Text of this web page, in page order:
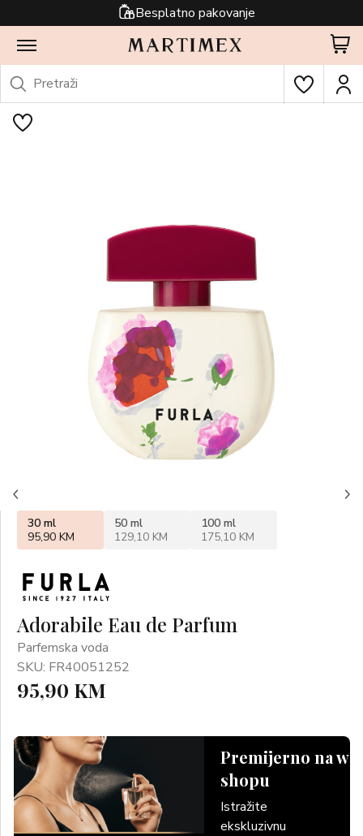
Besplatno pakovanje
Adorabile Eau de Parfum
Parfemska voda
SKU: FR40051252
95,90 KM
Premijerno na
shopu
Istražite
ekskluzivnu
30 ml
95,90 KM
50 ml
129,10 KM
100 ml
175,10 KM